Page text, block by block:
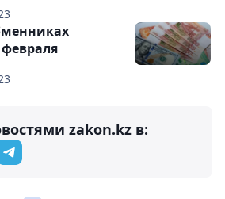
февраля
zakon.kz в: